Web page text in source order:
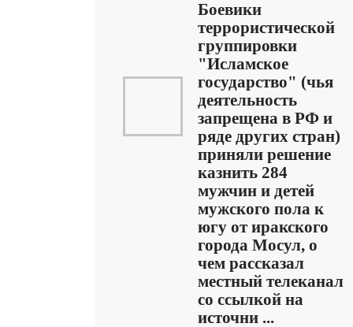
Боевики
террористической
группировки
"Исламское
государство" (чья
деятельность
запрещена в РФ и
ряде других стран)
приняли решение
казнить 284
мужчин и детей
мужского пола к
югу от иракского
города Мосул, о
чем рассказал
местный телеканал
со ссылкой на
источни ...